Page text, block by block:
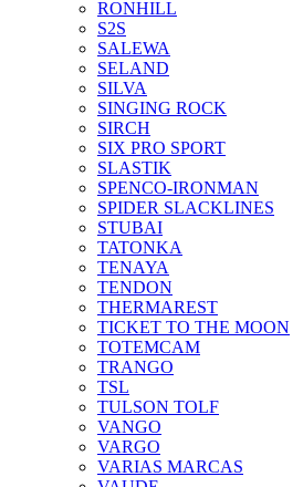
RONHILL
S2S
SALEWA
SELAND
SILVA
SINGING ROCK
SIRCH
SIX PRO SPORT
SLASTIK
SPENCO-IRONMAN
SPIDER SLACKLINES
STUBAI
TATONKA
TENAYA
TENDON
THERMAREST
TICKET TO THE MOON
TOTEMCAM
TRANGO
TSL
TULSON TOLF
VANGO
VARGO
VARIAS MARCAS